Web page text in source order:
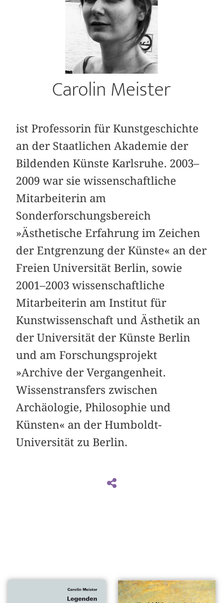
Carolin Meister
ist Professorin für Kunstgeschichte
an der Staatlichen Akademie der
Bildenden Künste Karlsruhe. 2003–
2009 war sie wissenschaftliche
Mitarbeiterin am
Sonderforschungsbereich
»Ästhetische Erfahrung im Zeichen
der Entgrenzung der Künste« an der
Freien Universität Berlin, sowie
2001–2003 wissenschaftliche
Mitarbeiterin am Institut für
Kunstwissenschaft und Ästhetik an
der Universität der Künste Berlin
und am Forschungsprojekt
»Archive der Vergangenheit.
Wissenstransfers zwischen
Archäologie, Philosophie und
Künsten« an der Humboldt-
Universität zu Berlin.